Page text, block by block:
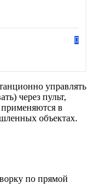
управлять
через пульт,
в
объектах.
по прямой